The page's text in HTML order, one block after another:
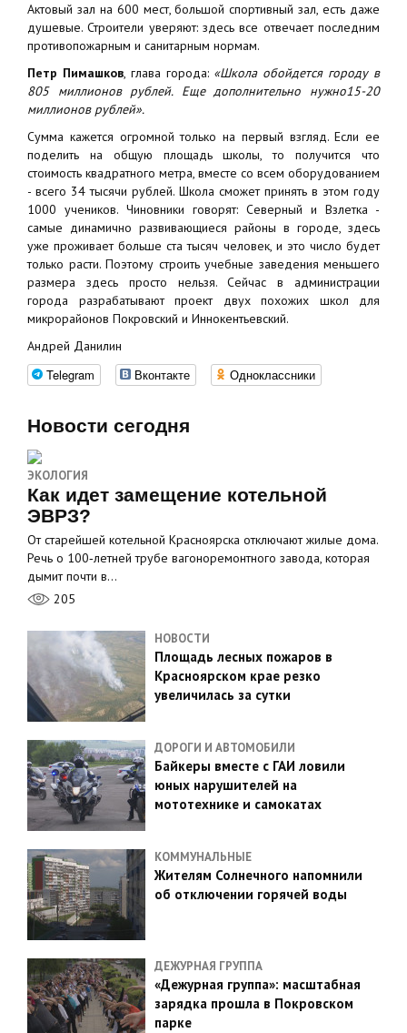
Актовый зал на 600 мест, большой спортивный зал, есть даже
душевые. Строители уверяют: здесь все отвечает последним
противопожарным и санитарным нормам.
Петр Пимашков, глава города: «Школа обойдется городу в
805 миллионов рублей. Еще дополнительно нужно15-20
миллионов рублей».
Сумма кажется огромной только на первый взгляд. Если ее
поделить на общую площадь школы, то получится что
стоимость квадратного метра, вместе со всем оборудованием
- всего 34 тысячи рублей. Школа сможет принять в этом году
1000 учеников. Чиновники говорят: Северный и Взлетка -
самые динамично развивающиеся районы в городе, здесь
уже проживает больше ста тысяч человек, и это число будет
только расти. Поэтому строить учебные заведения меньшего
размера здесь просто нельзя. Сейчас в администрации
города разрабатывают проект двух похожих школ для
микрорайонов Покровский и Иннокентьевский.
Андрей Данилин
Telegram Вконтакте Одноклассники
Новости сегодня
ЭКОЛОГИЯ
Как идет замещение котельной
ЭВРЗ?
От старейшей котельной Красноярска отключают жилые дома.
Речь о 100‑летней трубе вагоноремонтного завода, которая
дымит почти в…
205
НОВОСТИ
Площадь лесных пожаров в
Красноярском крае резко
увеличилась за сутки
ДОРОГИ И АВТОМОБИЛИ
Байкеры вместе с ГАИ ловили
юных нарушителей на
мототехнике и самокатах
КОММУНАЛЬНЫЕ
Жителям Солнечного напомнили
об отключении горячей воды
ДЕЖУРНАЯ ГРУППА
«Дежурная группа»: масштабная
зарядка прошла в Покровском
парке